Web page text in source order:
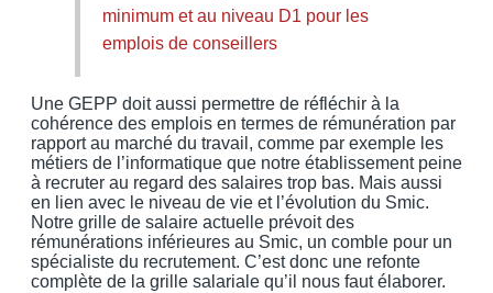
minimum et au niveau D1 pour les
emplois de conseillers
Une GEPP doit aussi permettre de réfléchir à la
cohérence des emplois en termes de rémunération par
rapport au marché du travail, comme par exemple les
métiers de l’informatique que notre établissement peine
à recruter au regard des salaires trop bas. Mais aussi
en lien avec le niveau de vie et l’évolution du Smic.
Notre grille de salaire actuelle prévoit des
rémunérations inférieures au Smic, un comble pour un
spécialiste du recrutement. C’est donc une refonte
complète de la grille salariale qu’il nous faut élaborer.